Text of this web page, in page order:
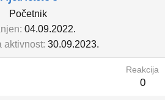
Početnik
04.09.2022.
aktivnost 30.09.2023.
Reakcija
0